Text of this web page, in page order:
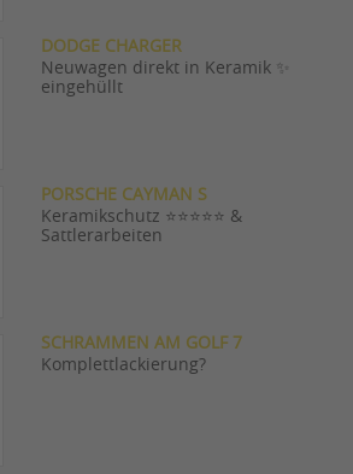
DODGE CHARGER
Neuwagen direkt in Keramik ✨
eingehüllt
PORSCHE CAYMAN S
Keramikschutz ⭐⭐⭐⭐⭐ &
Sattlerarbeiten
SCHRAMMEN AM GOLF 7
Komplettlackierung?